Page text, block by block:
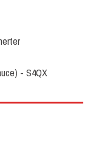
- S4QX